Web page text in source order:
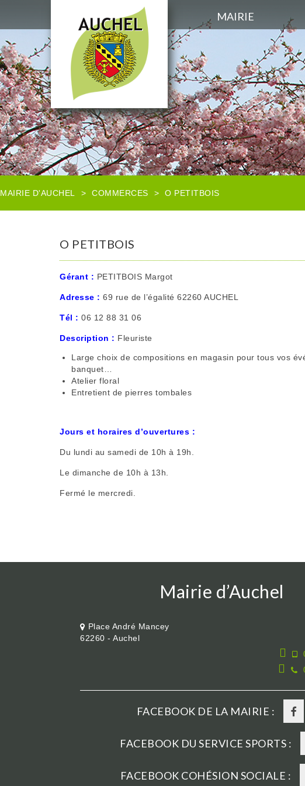
MAIRIE
MAIRIE D'AUCHEL > COMMERCES > O PETITBOIS
O PETITBOIS
Gérant : PETITBOIS Margot
Adresse : 69 rue de l’égalité 62260 AUCHEL
Tél : 06 12 88 31 06
Description : Fleuriste
Large choix de compositions en magasin pour tous vos
banquet…
Atelier floral
Entretient de pierres tombales
Jours et horaires d’ouvertures :
Du lundi au samedi de 10h à 19h.
Le dimanche de 10h à 13h.
Fermé le mercredi.
Mairie d’Auchel
Place André Mancey
62260 - Auchel
FACEBOOK DE LA MAIRIE :
FACEBOOK DU SERVICE SPORTS :
FACEBOOK COHÉSION SOCIALE :